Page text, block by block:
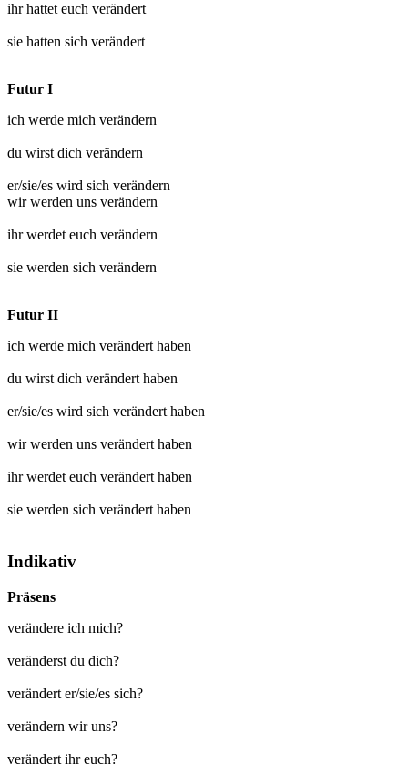
ihr hattet euch verändert
sie hatten sich verändert
Futur I
ich werde mich verändern
du wirst dich verändern
er/sie/es wird sich verändern
wir werden uns verändern
ihr werdet euch verändern
sie werden sich verändern
Futur II
ich werde mich verändert haben
du wirst dich verändert haben
er/sie/es wird sich verändert haben
wir werden uns verändert haben
ihr werdet euch verändert haben
sie werden sich verändert haben
Indikativ
Präsens
verändere ich mich?
veränderst du dich?
verändert er/sie/es sich?
verändern wir uns?
verändert ihr euch?